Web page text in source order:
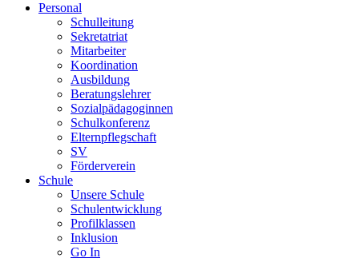
Personal
Schulleitung
Sekretatriat
Mitarbeiter
Koordination
Ausbildung
Beratungslehrer
Sozialpädagoginnen
Schulkonferenz
Elternpflegschaft
SV
Förderverein
Schule
Unsere Schule
Schulentwicklung
Profilklassen
Inklusion
Go In